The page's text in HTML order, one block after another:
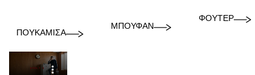
ΠΟΥΚΆΜΙΣΑ
ΜΠΟΥΦΆΝ
ΦΟΎΤΕΡ